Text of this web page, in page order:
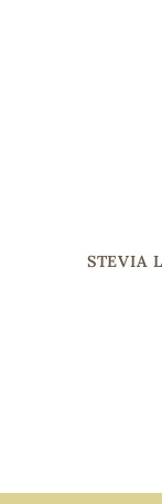
STEVIA